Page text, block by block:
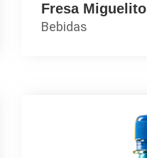
Fresa Miguelito
Bebidas